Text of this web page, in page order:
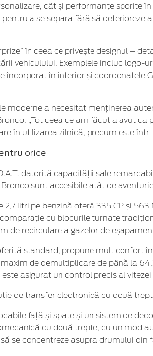
cât și performanțe sporite
a se separa fără să
în ceea ce privește designul –
vehiculului. Exemplele includ logo-
încorporat în interior și
moderne a necesitat menținerea
„Tot ceea ce am făcut a avut
în utilizarea zilnică, precum este
orice
datorită capacității sale
sunt accesibile atât de
2,7 litri pe benzină oferă 335 CP și
cu blocurile turnate
de recirculare a gazelor de
standard, propune mult confort
de demultiplicare de până la
asigurat un control precis al
de transfer electronică cu două
față și spate și un sistem de
cu două trepte, cu un
se concentreze asupra drumului din